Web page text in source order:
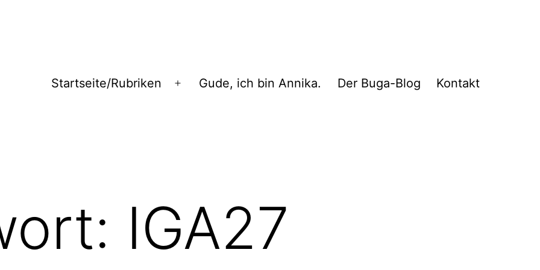
Startseite/Rubriken
Menü
Gude, ich bin Annika. Der Buga-Blog Kontakt
IGA27